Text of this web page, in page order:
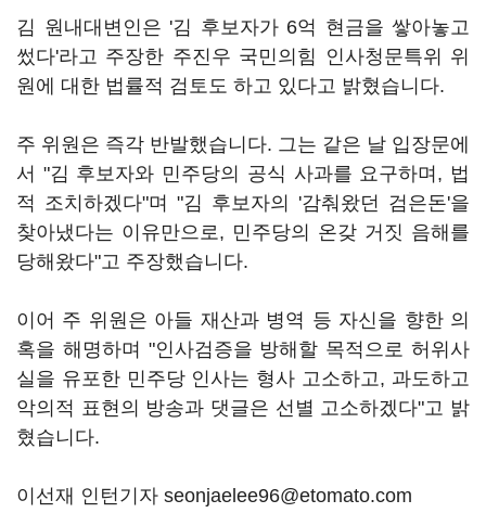
김 원내대변인은 '김 후보자가 6억 현금을 쌓아놓고
썼다'라고 주장한 주진우 국민의힘 인사청문특위 위
원에 대한 법률적 검토도 하고 있다고 밝혔습니다.
주 위원은 즉각 반발했습니다. 그는 같은 날 입장문에
서 "김 후보자와 민주당의 공식 사과를 요구하며, 법
적 조치하겠다"며 "김 후보자의 '감춰왔던 검은돈'을
찾아냈다는 이유만으로, 민주당의 온갖 거짓 음해를
당해왔다"고 주장했습니다.
이어 주 위원은 아들 재산과 병역 등 자신을 향한 의
혹을 해명하며 "인사검증을 방해할 목적으로 허위사
실을 유포한 민주당 인사는 형사 고소하고, 과도하고
악의적 표현의 방송과 댓글은 선별 고소하겠다"고 밝
혔습니다.
이선재 인턴기자 seonjaelee96@etomato.com